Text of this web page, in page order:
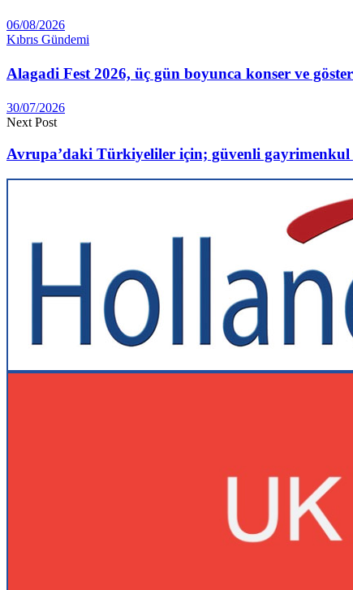
06/08/2026
Kıbrıs Gündemi
Alagadi Fest 2026, üç gün boyunca konser ve
30/07/2026
Next Post
Avrupa’daki Türkiyeliler için; güvenli gayrimenkul